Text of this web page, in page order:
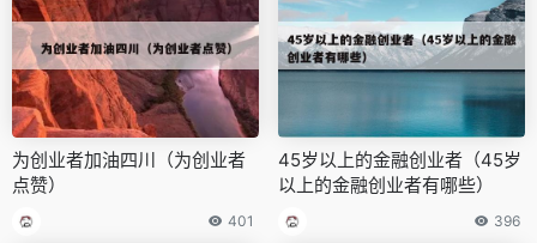
为创业者加油四川（为创业者
点赞）
401
45岁以上的金融创业者（45岁
以上的金融创业者有哪些）
396